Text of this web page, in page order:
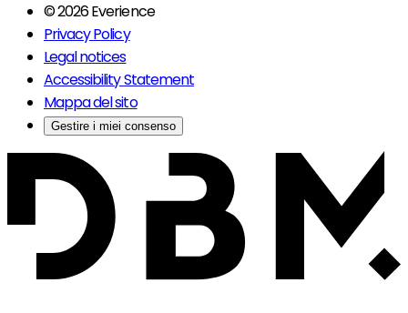
© 2026 Everience
Privacy Policy
Legal notices
Accessibility Statement
Mappa del sito
Gestire i miei consenso